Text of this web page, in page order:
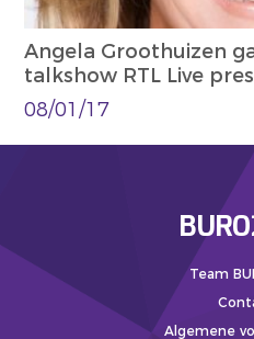
Angela Groothuizen
talkshow RTL Live
08/01/17
Team
Algemene